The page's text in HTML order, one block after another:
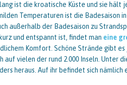
lang ist die kroatische Küste und sie
Temperaturen ist die Badesaison
außerhalb der Badesaison zu
und entspannt ist, findet man eine
Komfort. Schöne Strände gibt
auf vielen der rund 2.000 Inseln. Unter
heraus. Auf ihr befindet sich nämlich